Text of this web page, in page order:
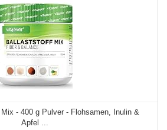
- 400 g Pulver - Flohsamen, Inulin &
Apfel ...